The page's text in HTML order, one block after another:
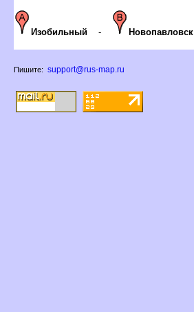
Изобильный - Новопавловск
Пишите: support@rus-map.ru